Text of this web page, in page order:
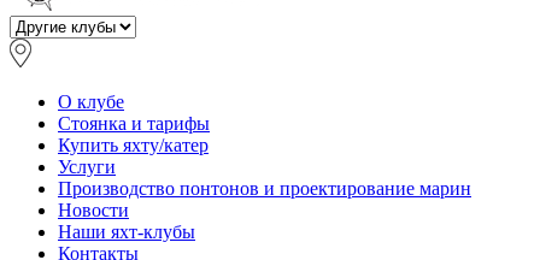
О клубе
Стоянка и тарифы
Купить яхту/катер
Услуги
Производство понтонов и проектирование марин
Новости
Наши яхт-клубы
Контакты